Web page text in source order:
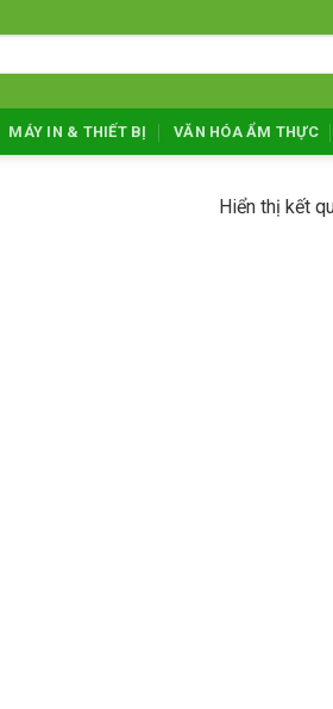
MÁY IN & THIẾT BỊ VĂN HÓA ẨM THỰC
Hiển thị kết